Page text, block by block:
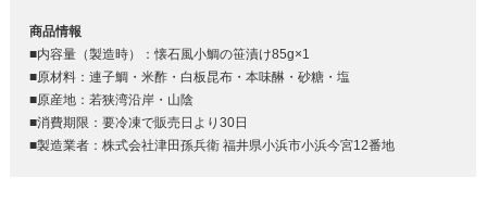
商品情報
■内容量（製造時）：懐石風小鯛の笹漬け85g×1
■原材料：連子鯛・米酢・白板昆布・本味醂・砂糖・塩
■原産地：若狭湾沿岸・山陰
■消費期限：要冷凍で販売日より30日
■製造業者：株式会社津田孫兵衛 福井県小浜市小浜今宮12番地